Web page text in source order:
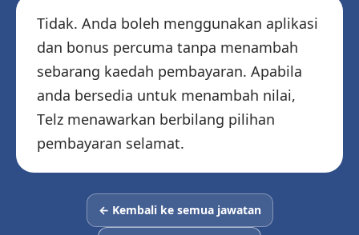
Tidak. Anda boleh menggunakan aplikasi
dan bonus percuma tanpa menambah
sebarang kaedah pembayaran. Apabila
anda bersedia untuk menambah nilai,
Telz menawarkan berbilang pilihan
pembayaran selamat.
← Kembali ke semua jawatan